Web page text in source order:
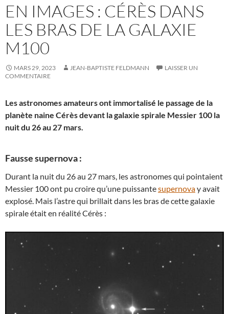
EN IMAGES : CÉRÈS DANS
LES BRAS DE LA GALAXIE
M100
MARS 29, 2023 JEAN-BAPTISTE FELDMANN
LAISSER UN
COMMENTAIRE
Les astronomes amateurs ont immortalisé le passage de la
planète naine Cérès devant la galaxie spirale Messier 100 la
nuit du 26 au 27 mars.
Fausse supernova :
Durant la nuit du 26 au 27 mars, les astronomes qui pointaient
Messier 100 ont pu croire qu’une puissantesupernovay avait
explosé. Mais l’astre qui brillait dans les bras de cette galaxie
spirale était en réalité Cérès :